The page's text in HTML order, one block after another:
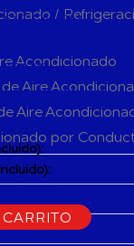
/
Acondicionado
Aire
Aire
por
y accesorios de
Regulación de
EN SU
PRODUCTO